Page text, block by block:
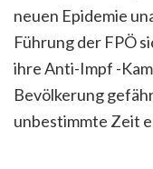
neuen Epidemie
Führung der FPÖ
ihre Anti-Impf -
Bevölkerung
unbestimmte Zeit